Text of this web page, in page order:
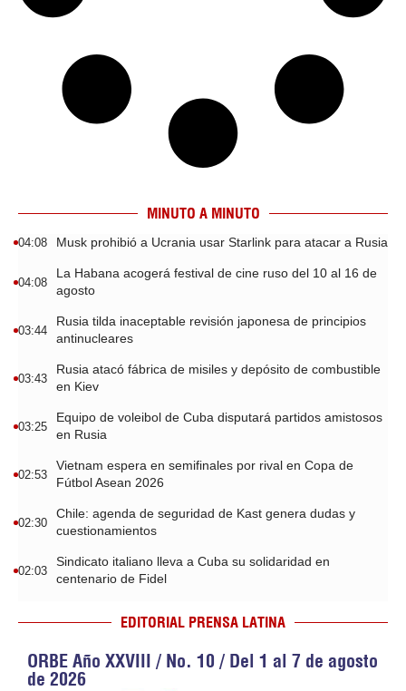
MINUTO A MINUTO
04:08 Musk prohibió a Ucrania usar Starlink para atacar a Rusia
04:08
La Habana acogerá festival de cine ruso del 10 al 16 de
agosto
03:44
Rusia tilda inaceptable revisión japonesa de principios
antinucleares
03:43
Rusia atacó fábrica de misiles y depósito de combustible
en Kiev
03:25
Equipo de voleibol de Cuba disputará partidos amistosos
en Rusia
02:53
Vietnam espera en semifinales por rival en Copa de
Fútbol Asean 2026
02:30
Chile: agenda de seguridad de Kast genera dudas y
cuestionamientos
02:03
Sindicato italiano lleva a Cuba su solidaridad en
centenario de Fidel
EDITORIAL PRENSA LATINA
ORBE Año XXVIII / No. 10 / Del 1 al 7 de agosto
de 2026